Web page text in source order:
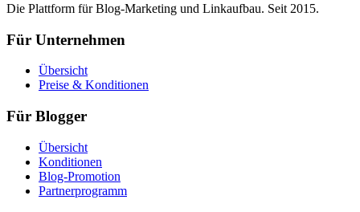
Die Plattform für Blog-Marketing und Linkaufbau. Seit 2015.
Für Unternehmen
Übersicht
Preise & Konditionen
Für Blogger
Übersicht
Konditionen
Blog-Promotion
Partnerprogramm